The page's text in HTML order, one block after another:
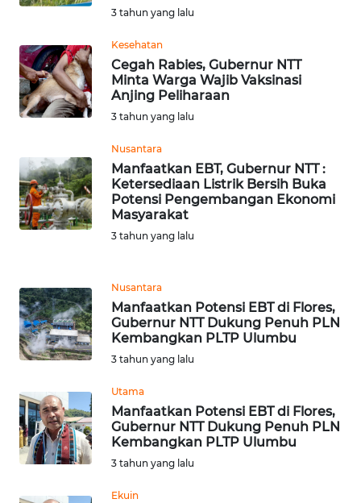
3 tahun yang lalu
Kesehatan
Cegah Rabies, Gubernur NTT
Minta Warga Wajib Vaksinasi
Anjing Peliharaan
3 tahun yang lalu
Nusantara
Manfaatkan EBT, Gubernur NTT :
Ketersediaan Listrik Bersih Buka
Potensi Pengembangan Ekonomi
Masyarakat
3 tahun yang lalu
Nusantara
Manfaatkan Potensi EBT di Flores,
Gubernur NTT Dukung Penuh PLN
Kembangkan PLTP Ulumbu
3 tahun yang lalu
Utama
Manfaatkan Potensi EBT di Flores,
Gubernur NTT Dukung Penuh PLN
Kembangkan PLTP Ulumbu
3 tahun yang lalu
Ekuin
WN
JABAR
WN
NTT
WN
PAPUA
PAPUA
BARAT
WN
RIAU